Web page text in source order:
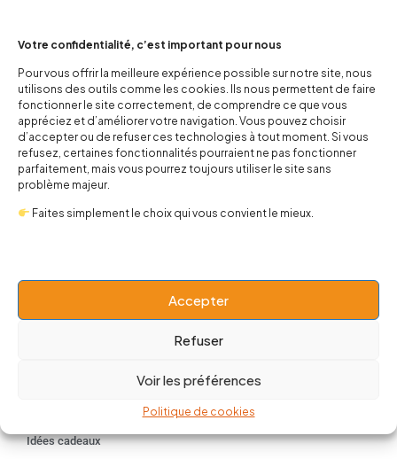
Votre confidentialité, c’est important pour nous
Pour vous offrir la meilleure expérience possible sur notre site, nous
utilisons des outils comme les cookies. Ils nous permettent de faire
fonctionner le site correctement, de comprendre ce que vous
appréciez et d’améliorer votre navigation. Vous pouvez choisir
d’accepter ou de refuser ces technologies à tout moment. Si vous
refusez, certaines fonctionnalités pourraient ne pas fonctionner
parfaitement, mais vous pourrez toujours utiliser le site sans
problème majeur.
Faites simplement le choix qui vous convient le mieux.
Accepter
Refuser
Voir les préférences
Politique de cookies
contact@popnbaby.com
+33 01 64 62 14 89
Follow us
Boutique
Idées cadeaux